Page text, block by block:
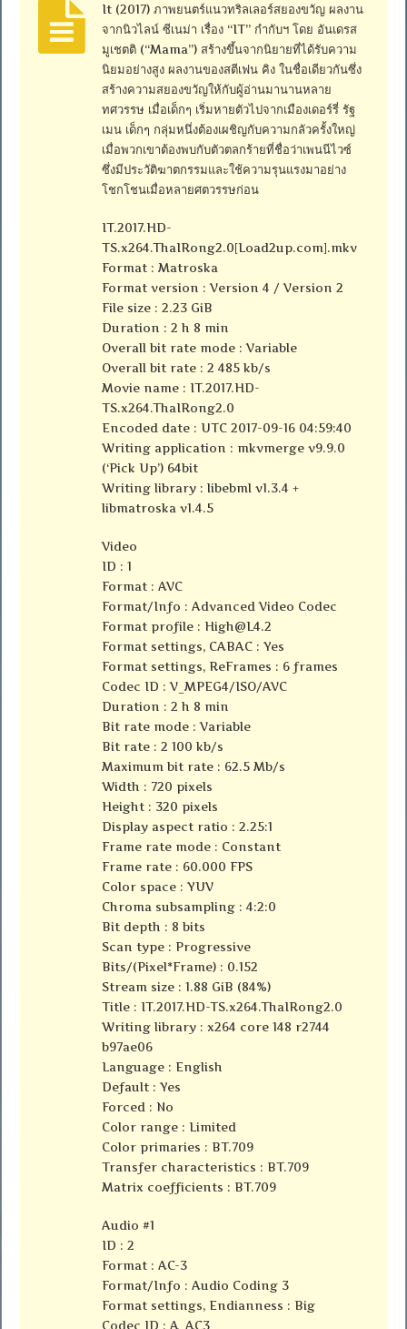
It (2017) ภาพยนตร์แนวทริลเลอร์สยองขวัญ ผลงาน
จากนิวไลน์ ซีเนม่า เรื่อง “IT” กำกับฯ โดย อันเดรส
มูเชตติ (“Mama”) สร้างขึ้นจากนิยายที่ได้รับความ
นิยมอย่างสูง ผลงานของสตีเฟน คิง ในชื่อเดียวกันซึ่ง
สร้างความสยองขวัญให้กับผู้อ่านมานานหลาย
ทศวรรษ เมื่อเด็กๆ เริ่มหายตัวไปจากเมืองเดอร์รี่ รัฐ
เมน เด็กๆ กลุ่มหนึ่งต้องเผชิญกับความกลัวครั้งใหญ่
เมื่อพวกเขาต้องพบกับตัวตลกร้ายที่ชื่อว่าเพนนีไวซ์
ซึ่งมีประวัติฆาตกรรมและใช้ความรุนแรงมาอย่าง
โชกโชนเมื่อหลายศตวรรษก่อน
IT.2017.HD-
TS.x264.ThaIRong2.0[Load2up.com].mkv
Format : Matroska
Format version : Version 4 / Version 2
File size : 2.23 GiB
Duration : 2 h 8 min
Overall bit rate mode : Variable
Overall bit rate : 2 485 kb/s
Movie name : IT.2017.HD-
TS.x264.ThaIRong2.0
Encoded date : UTC 2017-09-16 04:59:40
Writing application : mkvmerge v9.9.0
(‘Pick Up’) 64bit
Writing library : libebml v1.3.4 +
libmatroska v1.4.5
Video
ID : 1
Format : AVC
Format/Info : Advanced Video Codec
Format profile :High@L4.2
Format settings, CABAC : Yes
Format settings, ReFrames : 6 frames
Codec ID : V_MPEG4/ISO/AVC
Duration : 2 h 8 min
Bit rate mode : Variable
Bit rate : 2 100 kb/s
Maximum bit rate : 62.5 Mb/s
Width : 720 pixels
Height : 320 pixels
Display aspect ratio : 2.25:1
Frame rate mode : Constant
Frame rate : 60.000 FPS
Color space : YUV
Chroma subsampling : 4:2:0
Bit depth : 8 bits
Scan type : Progressive
Bits/(Pixel*Frame) : 0.152
Stream size : 1.88 GiB (84%)
Title : IT.2017.HD-TS.x264.ThaIRong2.0
Writing library : x264 core 148 r2744
b97ae06
Language : English
Default : Yes
Forced : No
Color range : Limited
Color primaries : BT.709
Transfer characteristics : BT.709
Matrix coefficients : BT.709
Audio #1
ID : 2
Format : AC-3
Format/Info : Audio Coding 3
Format settings, Endianness : Big
Codec ID : A_AC3